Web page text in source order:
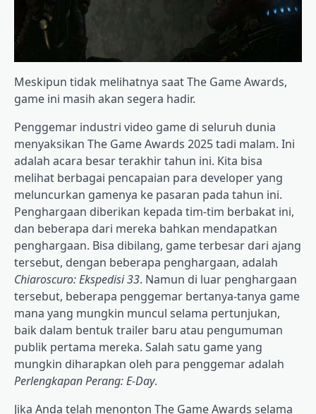
Meskipun tidak melihatnya saat The Game Awards,
game ini masih akan segera hadir.
Penggemar industri video game di seluruh dunia
menyaksikan The Game Awards 2025 tadi malam. Ini
adalah acara besar terakhir tahun ini. Kita bisa
melihat berbagai pencapaian para developer yang
meluncurkan gamenya ke pasaran pada tahun ini.
Penghargaan diberikan kepada tim-tim berbakat ini,
dan beberapa dari mereka bahkan mendapatkan
penghargaan. Bisa dibilang, game terbesar dari ajang
tersebut, dengan beberapa penghargaan, adalah
Chiaroscuro: Ekspedisi 33. Namun di luar penghargaan
tersebut, beberapa penggemar bertanya-tanya game
mana yang mungkin muncul selama pertunjukan,
baik dalam bentuk trailer baru atau pengumuman
publik pertama mereka. Salah satu game yang
mungkin diharapkan oleh para penggemar adalah
Perlengkapan Perang: E-Day.
Jika Anda telah menonton The Game Awards selama